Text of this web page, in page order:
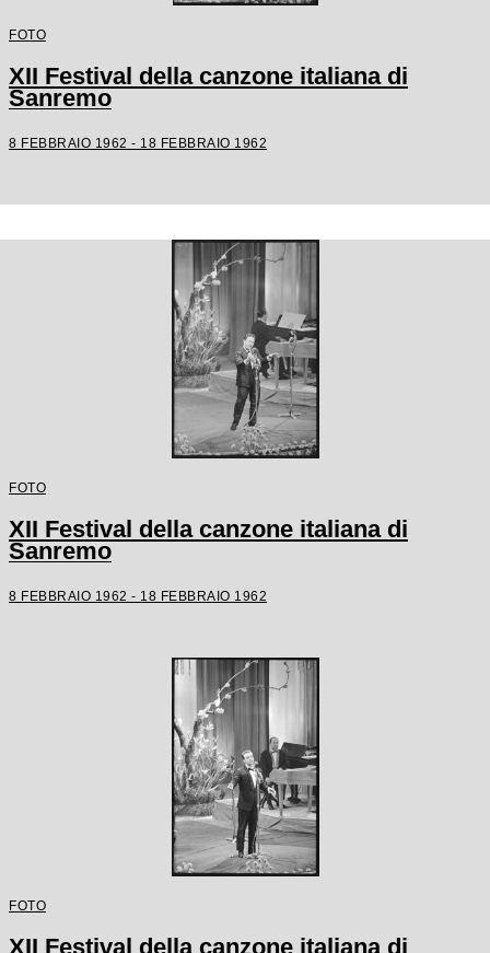
FOTO
XII Festival della canzone italiana di
Sanremo
8 FEBBRAIO 1962 - 18 FEBBRAIO 1962
FOTO
XII Festival della canzone italiana di
Sanremo
8 FEBBRAIO 1962 - 18 FEBBRAIO 1962
FOTO
XII Festival della canzone italiana di